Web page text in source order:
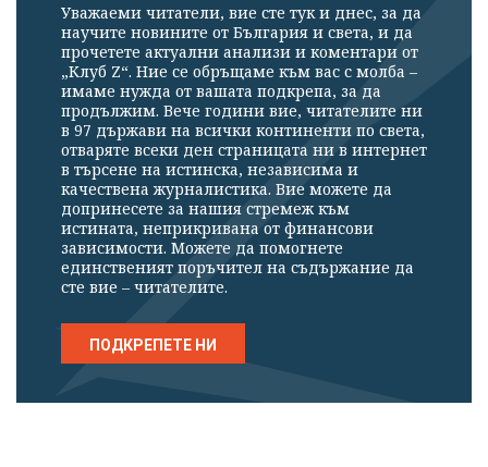
Уважаеми читатели, вие сте тук и днес, за да
научите новините от България и света, и да
прочетете актуални анализи и коментари от
„Клуб Z“. Ние се обръщаме към вас с молба –
имаме нужда от вашата подкрепа, за да
продължим. Вече години вие, читателите ни
в 97 държави на всички континенти по света,
отваряте всеки ден страницата ни в интернет
в търсене на истинска, независима и
качествена журналистика. Вие можете да
допринесете за нашия стремеж към
истината, неприкривана от финансови
зависимости. Можете да помогнете
единственият поръчител на съдържание да
сте вие – читателите.
ПОДКРЕПЕТЕ НИ